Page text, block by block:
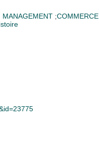
MANAGEMENT ;COMMERCE